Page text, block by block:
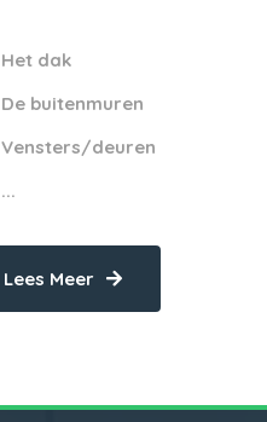
Het dak
De buitenmuren
Vensters/deuren
...
Lees Meer